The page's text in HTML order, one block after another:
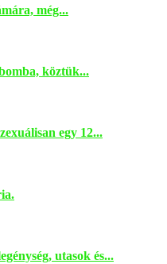
még...
köztük...
egy 12...
utasok és...